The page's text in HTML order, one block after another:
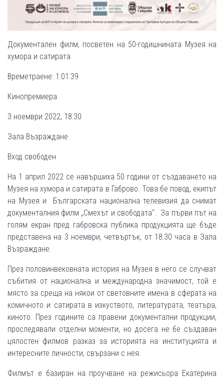
Документален филм, посветен на 50-годишнината Музея на
хумора и сатирата
Времетраене: 1:01:39
Кинопремиера
3 ноември 2022, 18:30
Зала Възраждане
Вход свободен
На 1 април 2022 се навършиха 50 години от създаването на
Музея на хумора и сатирата в Габрово. Това бе повод, екипът
на Музея и Българската национална телевизия да снимат
документалния филм „Смехът и свободата“. За първи път на
голям екран пред габровска публика продукцията ще бъде
представена на 3 ноември, четвъртък, от 18:30 часа в Зала
Възраждане.
През половинвековната история на Музея в него се случват
събития от национална и международна значимост, той е
място за среща на някои от световните имена в сферата на
комичното и сатирата в изкуството, литературата, театъра,
киното. През годините са правени документални продукции,
проследявали отделни моменти, но досега не бе създаван
цялостен филмов разказ за историята на институцията и
интересните личности, свързани с нея.
Филмът е базиран на проучване на режисьора Екатерина